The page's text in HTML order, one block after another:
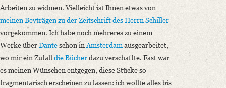
Arbeiten zu widmen.Vielleicht ist Ihnen etwas von
meinen Beyträgen zu der Zeitschriftdes Herrn Schiller
vorgekommen. Ich habe noch mehreres zu einem
Werke überDanteschon inAmsterdamausgearbeitet,
wo mir ein Zufalldie Bücherdazu verschaffte. Fast war
es meinen Wünschen entgegen, diese Stücke so
fragmentarisch erscheinen zu lassen: ich wollte alles bis